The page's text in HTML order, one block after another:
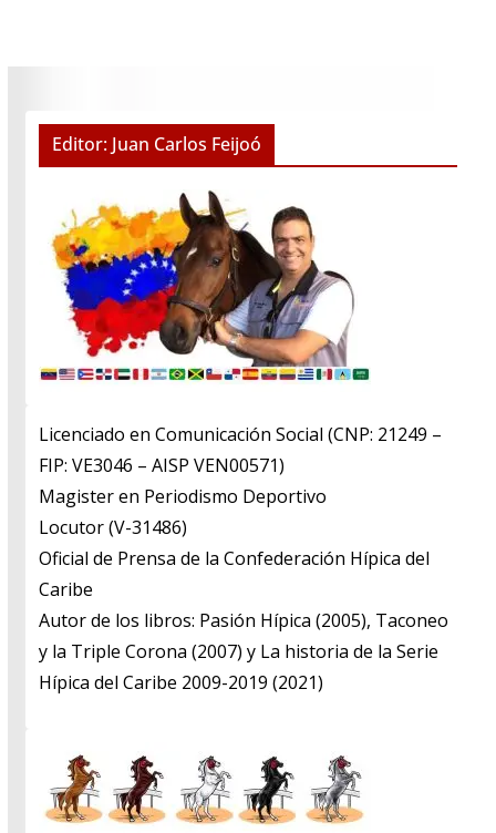
Editor: Juan Carlos Feijoó
Licenciado en Comunicación Social (CNP: 21249 –
FIP: VE3046 – AISP VEN00571)
​Magister en Periodismo Deportivo
​Locutor (V-31486)
​Oficial de Prensa de la Confederación Hípica del
Caribe
​Autor de los libros: Pasión Hípica (2005), Taconeo
y la Triple Corona (2007) y La historia de la Serie
Hípica del Caribe 2009-2019 (2021)